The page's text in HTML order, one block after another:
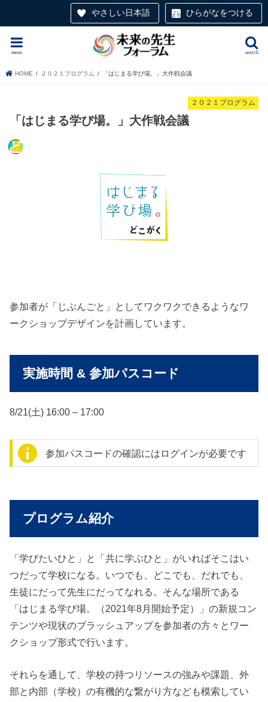
やさしい日本語 ひらがなをつける
search
menu
HOME ２０２１プログラム 「はじまる学び場。」大作戦会議
２０２１プログラム
「はじまる学び場。」大作戦会議
参加者が「じぶんごと」としてワクワクできるようなワ
ークショップデザインを計画しています。
実施時間 & 参加パスコード
8/21(土) 16:00 – 17:00
参加パスコードの確認にはログインが必要です
プログラム紹介
「学びたいひと」と「共に学ぶひと」がいればそこはい
つだって学校になる。いつでも、どこでも、だれでも、
生徒にだって先生にだってなれる。そんな場所である
「はじまる学び場。（2021年8月開始予定）」の新規コン
テンツや現状のブラッシュアップを参加者の方々とワー
クショップ形式で行います。
それらを通して、学校の持つリソースの強みや課題、外
部と内部（学校）の有機的な繋がり方なども模索してい